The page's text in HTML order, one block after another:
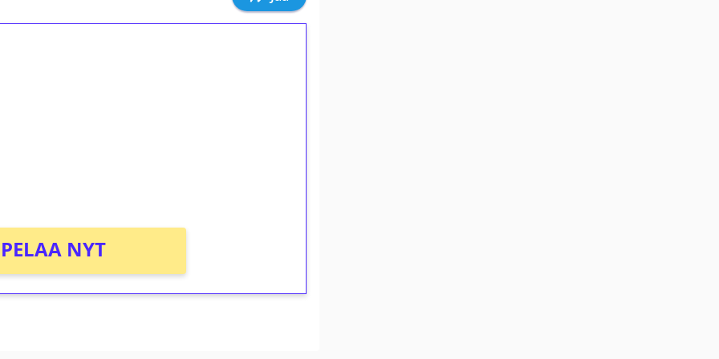
PELAA NYT